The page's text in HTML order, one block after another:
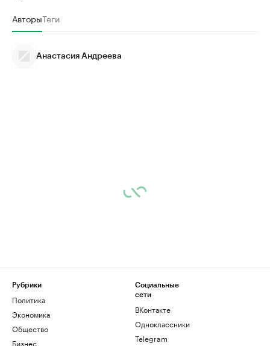
АвторыТеги
Анастасия Андреева
Рубрики
Политика
Экономика
Общество
Бизнес
Социальные
сети
ВКонтакте
Одноклассники
Telegram